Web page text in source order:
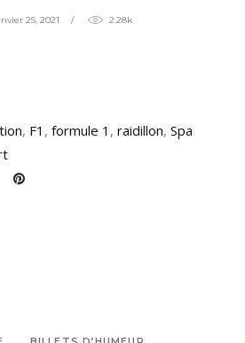
25, 2021 2.28k
, F1 , formule 1 , raidillon, Spa